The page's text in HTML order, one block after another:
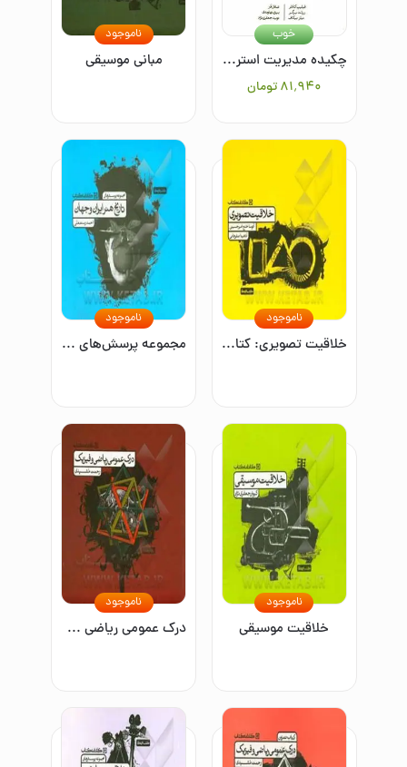
چکیده مدیریت استراتژیک: آنچه باید برای ماندگاری کسب و کار بدانید
۸۱٬۹۴۰تومان
خوب
مبانی موسیقی
ناموجود
خلاقیت تصویری: کتاب تمرین
ناموجود
مجموعه پرسش‌های تاریخ هنر ایران و جهان
ناموجود
خلاقیت موسیقی
ناموجود
درک عمومی ریاضی و فیزیک: کتاب درس
ناموجود